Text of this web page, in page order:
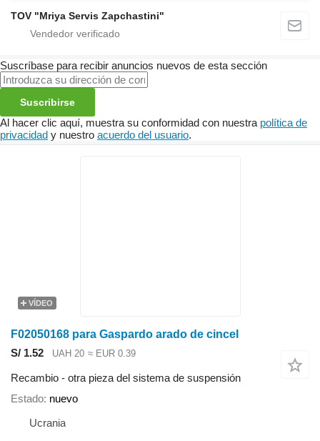
TOV "Mriya Servis Zapchastini"
Suscríbase para recibir anuncios nuevos de esta sección
Suscribirse
Al hacer clic aquí, muestra su conformidad con nuestra política de
privacidad y nuestro acuerdo del usuario.
VÍDEO
F02050168 para Gaspardo arado de cincel
S/ 1.52
UAH 20 ≈ EUR 0.39
Recambio - otra pieza del sistema de suspensión
Estado nuevo
Ucrania